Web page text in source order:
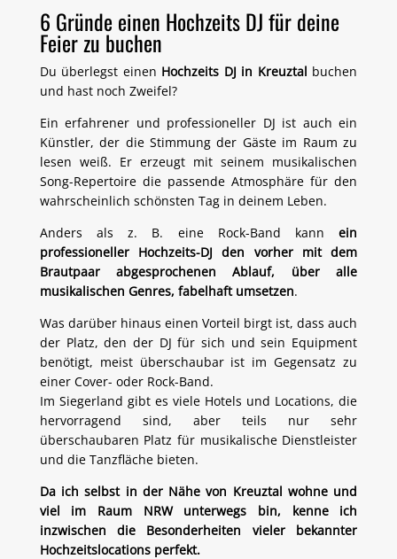
6 Gründe einen Hochzeits DJ für deine
Feier zu buchen
Du überlegst einen Hochzeits DJ in Kreuztal buchen
und hast noch Zweifel?
Ein erfahrener und professioneller DJ ist auch ein
Künstler, der die Stimmung der Gäste im Raum zu
lesen weiß. Er erzeugt mit seinem musikalischen
Song-Repertoire die passende Atmosphäre für den
wahrscheinlich schönsten Tag in deinem Leben.
Anders als z. B. eine Rock-Band kann ein
professioneller Hochzeits-DJ den vorher mit dem
Brautpaar abgesprochenen Ablauf, über alle
musikalischen Genres, fabelhaft umsetzen.
Was darüber hinaus einen Vorteil birgt ist, dass auch
der Platz, den der DJ für sich und sein Equipment
benötigt, meist überschaubar ist im Gegensatz zu
einer Cover- oder Rock-Band.
Im Siegerland gibt es viele Hotels und Locations, die
hervorragend sind, aber teils nur sehr
überschaubaren Platz für musikalische Dienstleister
und die Tanzfläche bieten.
Da ich selbst in der Nähe von Kreuztal wohne und
viel im Raum NRW unterwegs bin, kenne ich
inzwischen die Besonderheiten vieler bekannter
Hochzeitslocations perfekt.